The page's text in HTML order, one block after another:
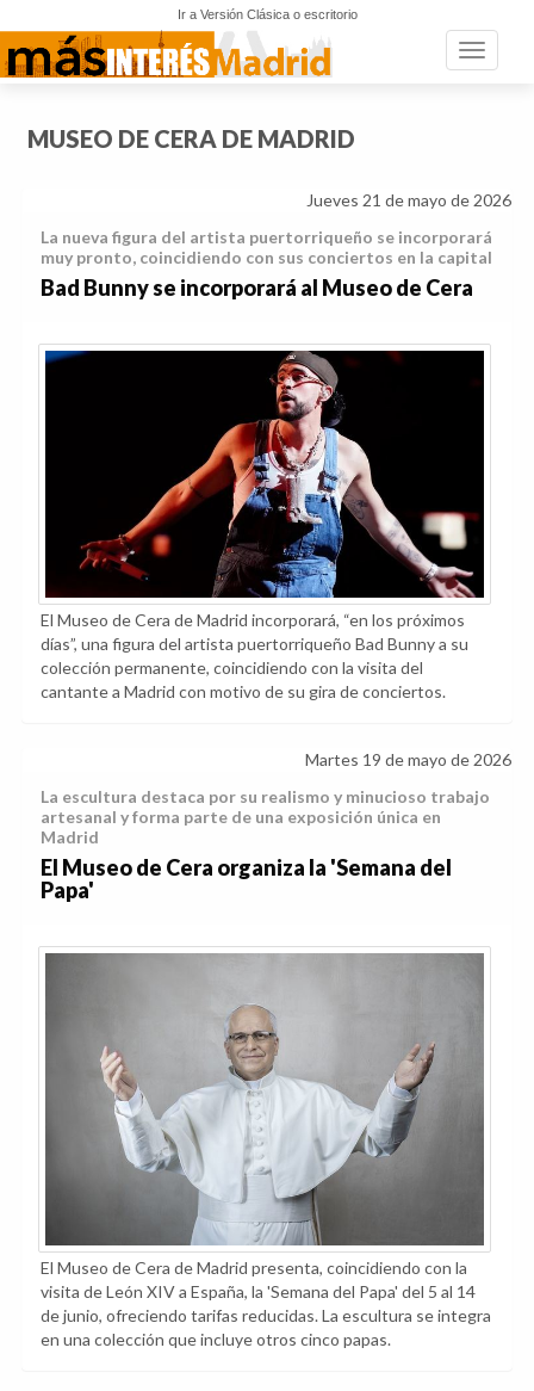
Ir a Versión Clásica o escritorio
Toggle
MUSEO DE CERA DE MADRID
Jueves 21 de mayo de 2026
La nueva figura del artista puertorriqueño se incorporará
muy pronto, coincidiendo con sus conciertos en la capital
Bad Bunny se incorporará al Museo de Cera
El Museo de Cera de Madrid incorporará, “en los próximos
días”, una figura del artista puertorriqueño Bad Bunny a su
colección permanente, coincidiendo con la visita del
cantante a Madrid con motivo de su gira de conciertos.
Martes 19 de mayo de 2026
La escultura destaca por su realismo y minucioso trabajo
artesanal y forma parte de una exposición única en
Madrid
El Museo de Cera organiza la 'Semana del
Papa'
El Museo de Cera de Madrid presenta, coincidiendo con la
visita de León XIV a España, la 'Semana del Papa' del 5 al 14
de junio, ofreciendo tarifas reducidas. La escultura se integra
en una colección que incluye otros cinco papas.